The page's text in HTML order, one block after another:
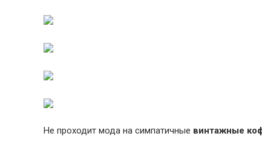
Не проходит мода на симпатичные винтажные